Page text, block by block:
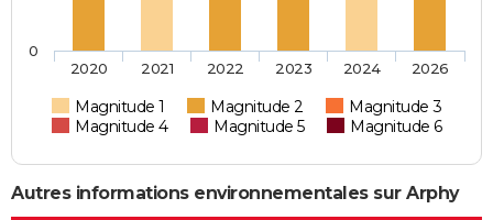
Magnitude 1 Magnitude 2
Magnitude 3
Magnitude 4
Magnitude 5 Magnitude 6
2020 2021 2022 2023 2024 2026
0
Autres informations environnementales sur Arphy